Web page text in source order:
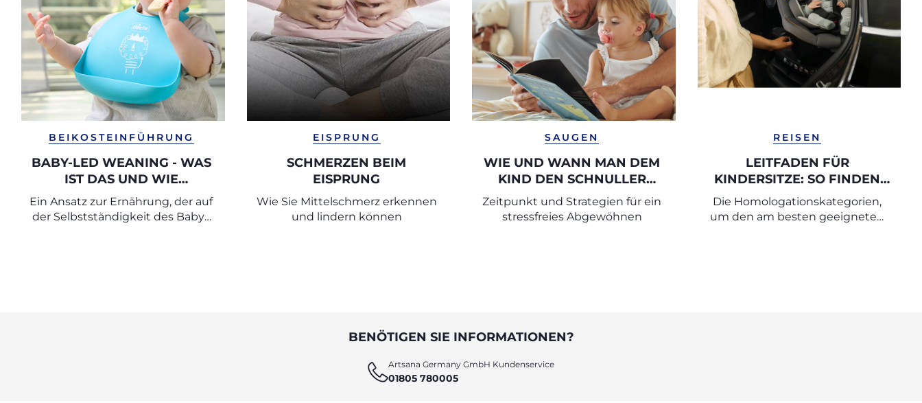
BEIKOSTEINFÜHRUNG
BABY-LED WEANING - WAS
IST DAS UND WIE
FUNKTIONIERT ES?
Ein Ansatz zur Ernährung, der auf
der Selbstständigkeit des Babys
EISPRUNG
SCHMERZEN BEIM
EISPRUNG
Wie Sie Mittelschmerz erkennen
und lindern können
SAUGEN
WIE UND WANN MAN DEM
KIND DEN SCHNULLER
ABGEWÖHNT
Zeitpunkt und Strategien für ein
stressfreies Abgewöhnen
REISEN
LEITFADEN FÜR
KINDERSITZE: SO FINDEN
SIE DEN PASSENDEN
AUTOKINDERSITZ
Die Homologationskategorien,
um den am besten geeigneten
BENÖTIGEN SIE INFORMATIONEN?
Artsana Germany GmbH Kundenservice
01805 780005